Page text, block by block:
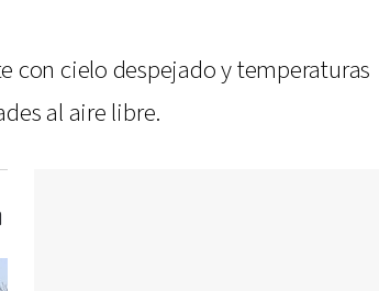
con cielo despejado y temperaturas
al aire libre.